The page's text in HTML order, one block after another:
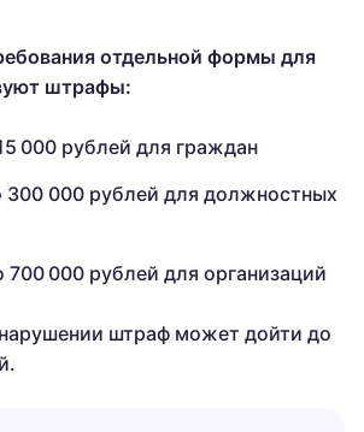
отдельной формы для
штрафы:
000 рублей для граждан
300 000 рублей для должностных
700 000 рублей для организаций
штраф может дойти до